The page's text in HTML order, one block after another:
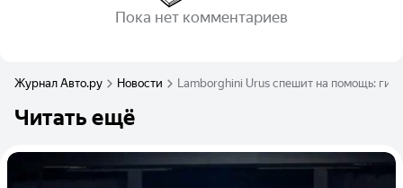
Пока нет комментариев
Журнал Авто.ру Новости Lamborghini Urus спешит на помощь:
Читать ещё